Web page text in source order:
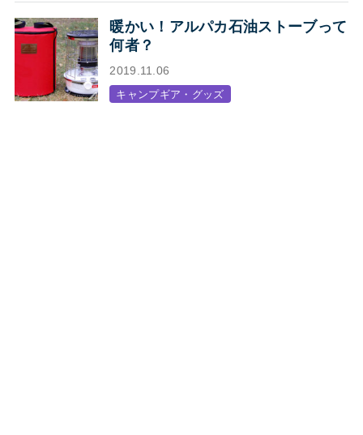
暖かい！アルパカ石油ストーブって
何者？
2019.11.06
キャンプギア・グッズ